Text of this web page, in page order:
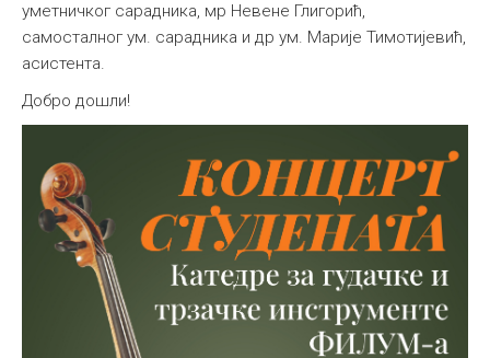
уметничког сарадника, мр Невене Глигорић,
самосталног ум. сарадника и др ум. Марије Тимотијевић,
асистента.
Добро дошли!